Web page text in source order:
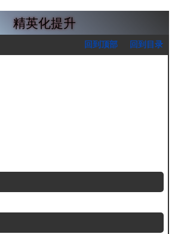
精英化提升
回到顶部 回到目录